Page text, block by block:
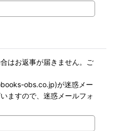
はお返事が届きません。ご
obs.co.jp)が迷惑メー
ますので、迷惑メールフォ